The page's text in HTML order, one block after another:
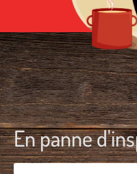
En panne